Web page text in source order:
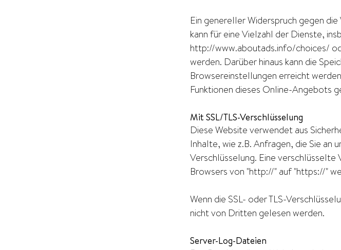
Ein genereller Widerspruch gegen
kann für eine Vielzahl der Dienste,
http://www.aboutads.info/choices/
werden. Darüber hinaus kann die
Browsereinstellungen erreicht
Funktionen dieses Online-Angebots
Mit SSL/TLS-Verschlüsselung
Diese Website verwendet aus
Inhalte, wie z.B. Anfragen, die Sie an
Verschlüsselung. Eine verschlüsselte
Browsers von "http://" auf "https://"
Wenn die SSL- oder TLS-
nicht von Dritten gelesen werden.
Server-Log-Dateien